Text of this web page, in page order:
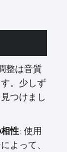
整は音質
。少しず
つけまし
性: 使用
よって、